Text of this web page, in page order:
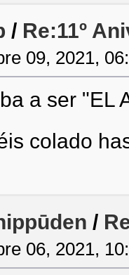
/ Re:11º
09, 2021,
a ser "EL
colado
/
06, 2021,